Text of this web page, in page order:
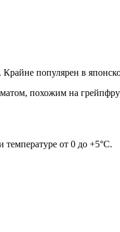
популярен в
похожим на
от 0 до +5°C.